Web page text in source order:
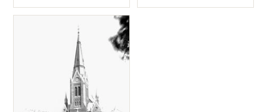
fonden Katolsk-
(nuvarande Grekisk-
ortodoxa kyrkan
Sankt Georgios)
Typ Typ